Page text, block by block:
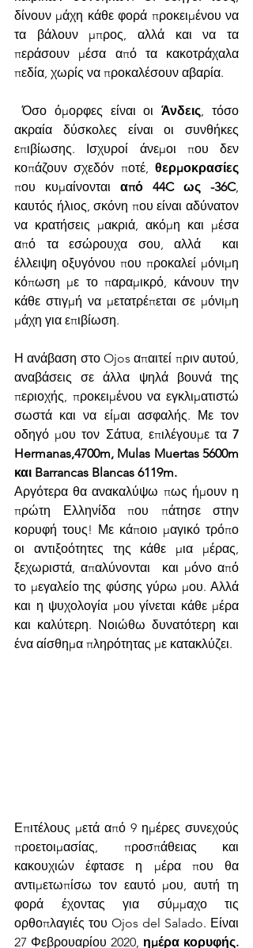
δίνουν μάχη κάθε φορά προκειμένου να
τα βάλουν μπρος, αλλά και να τα
περάσουν μέσα από τα κακοτράχαλα
πεδία, χωρίς να προκαλέσουν αβαρία.
Όσο όμορφες είναι οι Άνδεις, τόσο
ακραία δύσκολες είναι οι συνθήκες
επιβίωσης. Ισχυροί άνεμοι που δεν
κοπάζουν σχεδόν ποτέ, θερμοκρασίες
που κυμαίνονται από 44C ως -36C,
καυτός ήλιος, σκόνη που είναι αδύνατον
να κρατήσεις μακριά, ακόμη και μέσα
από τα εσώρουχα σου, αλλά  και
έλλειψη οξυγόνου που προκαλεί μόνιμη
κόπωση με το παραμικρό, κάνουν την
κάθε στιγμή να μετατρέπεται σε μόνιμη
μάχη για επιβίωση.
Η ανάβαση στο Ojos απαιτεί πριν αυτού,
αναβάσεις σε άλλα ψηλά βουνά της
περιοχής, προκειμένου να εγκλιματιστώ
σωστά και να είμαι ασφαλής. Με τον
οδηγό μου τον Σάτυα, επιλέγουμε τα 7
Hermanas,4700m, Mulas Muertas 5600m
και Barrancas Blancas 6119m.
Αργότερα θα ανακαλύψω πως ήμουν η
πρώτη Ελληνίδα που πάτησε στην
κορυφή τους! Με κάποιο μαγικό τρόπο
οι αντιξοότητες της κάθε μια μέρας,
ξεχωριστά, απαλύνονται  και μόνο από
το μεγαλείο της φύσης γύρω μου. Αλλά
και η ψυχολογία μου γίνεται κάθε μέρα
και καλύτερη. Νοιώθω δυνατότερη και
ένα αίσθημα πληρότητας με κατακλύζει.
Επιτέλους μετά από 9 ημέρες συνεχούς
προετοιμασίας, προσπάθειας και
κακουχιών έφτασε η μέρα που θα
αντιμετωπίσω τον εαυτό μου, αυτή τη
φορά έχοντας για σύμμαχο τις
ορθοπλαγιές του Ojos del Salado. Είναι
27 Φεβρουαρίου 2020, ημέρα κορυφής.